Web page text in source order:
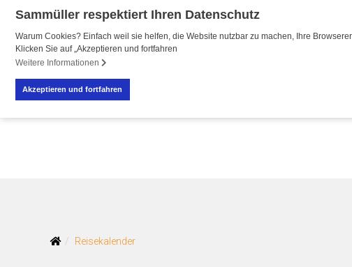
Sammüller respektiert Ihren Datenschutz
Warum Cookies? Einfach weil sie helfen, die Website nutzbar zu machen, Ihre
Klicken Sie auf „Akzeptieren und fortfahren
Weitere Informationen
Akzeptieren und fortfahren
Reisekalender